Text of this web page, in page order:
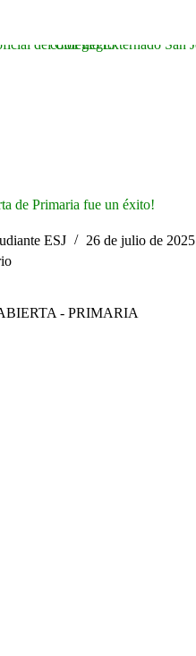
de Primaria fue un éxito!
ESJ
26 de julio de 2025